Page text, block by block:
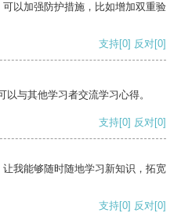
以加强防护措施，比如增加双重验
支持[0] 反对[0]
与其他学习者交流学习心得。
支持[0] 反对[0]
我能够随时随地学习新知识，拓宽
支持[0] 反对[0]